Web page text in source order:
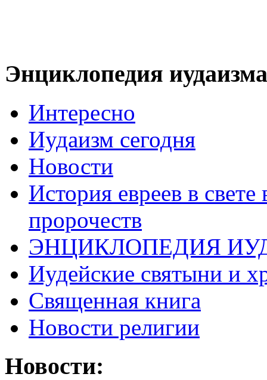
Энциклопедия иудаизма
Интересно
Иудаизм сегодня
Новости
История евреев в
пророчеств
ЭНЦИКЛОПЕДИЯ
Иудейские святыни и
Священная книга
Новости религии
Новости: